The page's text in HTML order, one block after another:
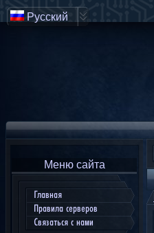
Меню сайта
Главная
Правила серверов
Связаться с нами
Русский